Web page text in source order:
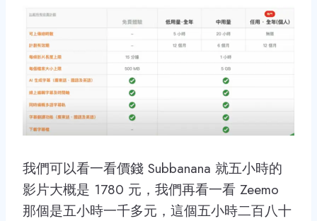
我們可以看一看價錢 Subbanana 就五小時的
影片大概是 1780 元，我們再看一看 Zeemo
那個是五小時一千多元，這個五小時二百八十